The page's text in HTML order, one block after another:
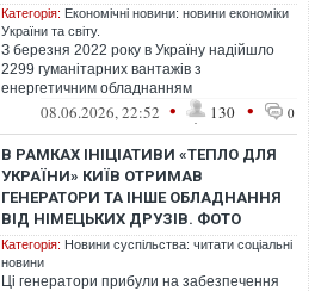
Категорія: Економічні новини: новини економіки
України та світу.
З березня 2022 року в Україну надійшло
2299 гуманітарних вантажів з
енергетичним обладнанням
08.06.2026, 22:52 • 130 • 0
В РАМКАХ ІНІЦІАТИВИ «ТЕПЛО ДЛЯ
УКРАЇНИ» КИЇВ ОТРИМАВ
ГЕНЕРАТОРИ ТА ІНШЕ ОБЛАДНАННЯ
ВІД НІМЕЦЬКИХ ДРУЗІВ. ФОТО
Категорія: Новини суспільства: читати соціальні
новини
Ці генератори прибули на забезпечення